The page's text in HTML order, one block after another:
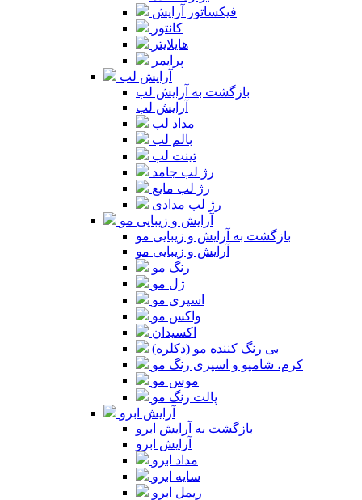
فیکساتور آرایش
کانتور
هایلایتر
پرایمر
آرایش لب
بازگشت به آرایش لب
آرایش لب
مداد لب
بالم لب
تینت لب
رژ لب جامد
رژ لب مایع
رژ لب مدادی
آرایش و زیبایی مو
بازگشت به آرایش و زیبایی مو
آرایش و زیبایی مو
رنگ مو
ژل مو
اسپری مو
واکس مو
اکسیدان
بی رنگ کننده مو (دکلره)
کرم، شامپو و اسپری رنگ مو
موس مو
پالت رنگ مو
آرایش ابرو
بازگشت به آرایش ابرو
آرایش ابرو
مداد ابرو
سایه ابرو
ریمل ابرو